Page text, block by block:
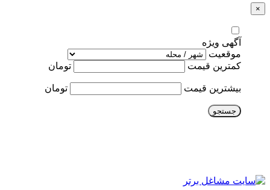
×
آگهی ویژه
موقعیت
کمترین قیمت
تومان
بیشترین قیمت تومان
جستجو